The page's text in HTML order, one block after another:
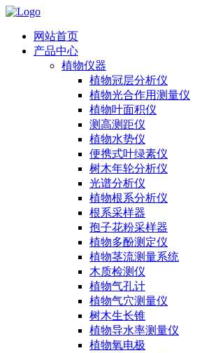
网站首页
产品中心
植物仪器
植物冠层分析仪
植物光合作用测量仪
植物叶面积仪
测高测距仪
植物水势仪
便携式叶绿素仪
树木年轮分析仪
光谱分析仪
植物根系分析仪
根系采样器
孢子花粉采样器
植物多酚测定仪
植物茎流测量系统
木质检测仪
植物气孔计
植物气穴测量仪
树木生长锥
植物导水率测量仪
植物氧电极